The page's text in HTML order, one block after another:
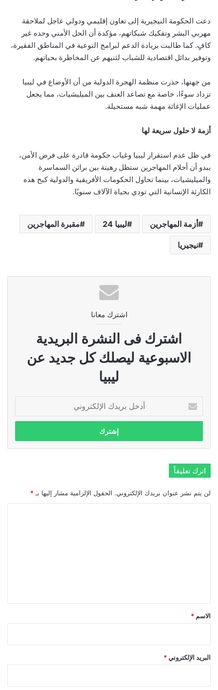
دعت الحكومة النيجيرية إلى تعاون إقليمي ودولي عاجل لملاحقة
مهربي البشر وتفكيك شبكاتهم، مؤكدة أن الحل الأمني وحده غير
كافٍ. كما طالبت بزيادة الدعم لبرامج التوعية في المناطق الفقيرة،
وتوفير بدائل اقتصادية للشباب لثنيهم عن المخاطرة بحياتهم.
من جهتها، حذرت منظمة الهجرة الدولية من أن الأوضاع في ليبيا
تزداد سوءًا، خاصة مع تصاعد العنف بين الميليشيات، مما يجعل
عمليات الإغاثة مهمة شبه مستحيلة.
أزمة لا حلول سريعة لها
في ظل عدم استقرار ليبيا وغياب حكومة قادرة على فرض الأمن،
يبدو أن أحلام المهاجرين ستظل رهينة بين براثن السماسرة
والميليشيات، بينما تحاول الحكومات الأفريقية والدولية كبح هذه
الكارثة الإنسانية التي تودي بحياة الآلاف سنويًا.
أزمة المهاجرين ليبيا 24 مقبرة المهاجرين
نيجيريا
اشترك معانا
اشترك فى النشرة البريدية
الاسبوعية ليصلك كل جديد عن
ليبيا
بريدك
الإلكتروني
اترك تعليقاً
لن يتم نشر عنوان بريدك الإلكتروني. الحقول الإلزامية مشار إليها بـ *
*
الاسم *
البريد الإلكتروني *